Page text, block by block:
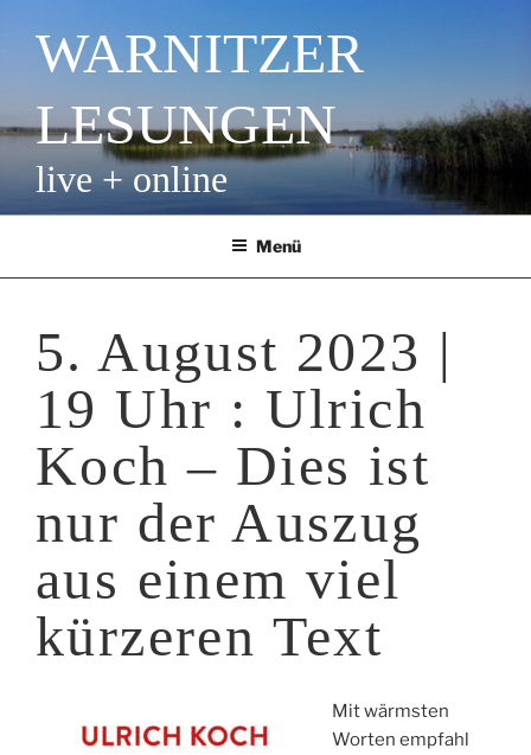
Inhalt
springenWARNITZER
LESUNGEN
live + online
Menü
5. August 2023 |
19 Uhr : Ulrich
Koch – Dies ist
nur der Auszug
aus einem viel
kürzeren Text
Mit wärmsten
Worten empfahl